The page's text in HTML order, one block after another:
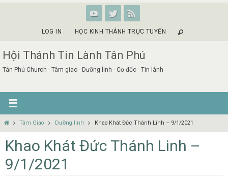
LOG IN HỌC KINH THÁNH TRỰC TUYẾN
Hội Thánh Tin Lành Tân Phú
Tân Phú Church - Tâm giao - Dưỡng linh - Cơ đốc - Tin lành
HomeTâm Giao Dưỡng linh Khao Khát Đức Thánh Linh – 9/1/2021
Khao Khát Đức Thánh Linh –
9/1/2021